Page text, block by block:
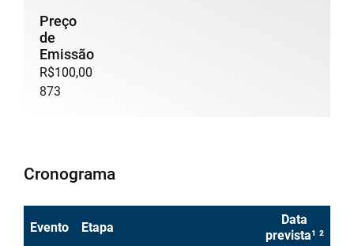
Preço
de
Emissão
R$100,00
873
Cronograma
Evento Etapa
Data
prevista¹ ²